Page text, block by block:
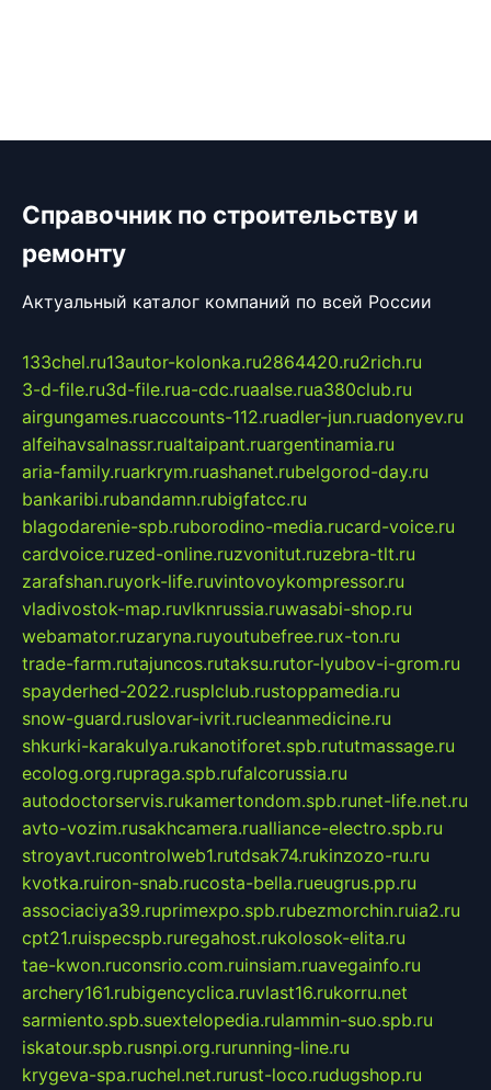
Справочник по строительству и
ремонту
Актуальный каталог компаний по всей России
133chel.ru13autor-kolonka.ru2864420.ru2rich.ru
3-d-file.ru3d-file.rua-cdc.ruaalse.rua380club.ru
airgungames.ruaccounts-112.ruadler-jun.ruadonyev.ru
alfeihavsalnassr.rualtaipant.ruargentinamia.ru
aria-family.ruarkrym.ruashanet.rubelgorod-day.ru
bankaribi.rubandamn.rubigfatcc.ru
blagodarenie-spb.ruborodino-media.rucard-voice.ru
cardvoice.ruzed-online.ruzvonitut.ruzebra-tlt.ru
zarafshan.ruyork-life.ruvintovoykompressor.ru
vladivostok-map.ruvlknrussia.ruwasabi-shop.ru
webamator.ruzaryna.ruyoutubefree.rux-ton.ru
trade-farm.rutajuncos.rutaksu.rutor-lyubov-i-grom.ru
spayderhed-2022.rusplclub.rustoppamedia.ru
snow-guard.ruslovar-ivrit.rucleanmedicine.ru
shkurki-karakulya.rukanotiforet.spb.rututmassage.ru
ecolog.org.rupraga.spb.rufalcorussia.ru
autodoctorservis.rukamertondom.spb.runet-life.net.ru
avto-vozim.rusakhcamera.rualliance-electro.spb.ru
stroyavt.rucontrolweb1.rutdsak74.rukinzozo-ru.ru
kvotka.ruiron-snab.rucosta-bella.rueugrus.pp.ru
associaciya39.ruprimexpo.spb.rubezmorchin.ruia2.ru
cpt21.ruispecspb.ruregahost.rukolosok-elita.ru
tae-kwon.ruconsrio.com.ruinsiam.ruavegainfo.ru
archery161.rubigencyclica.ruvlast16.rukorru.net
sarmiento.spb.suextelopedia.rulammin-suo.spb.ru
iskatour.spb.rusnpi.org.rurunning-line.ru
krygeva-spa.ruchel.net.rurust-loco.rudugshop.ru